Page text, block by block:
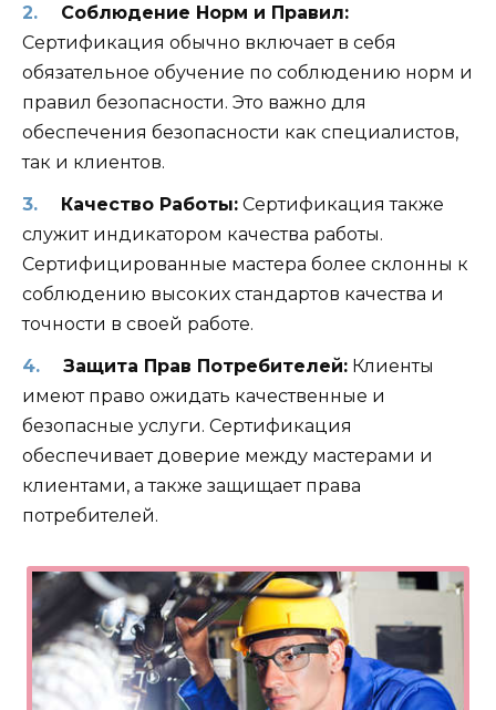
Соблюдение Норм и Правил:
Сертификация обычно включает в себя
обязательное обучение по соблюдению норм и
правил безопасности. Это важно для
обеспечения безопасности как специалистов,
так и клиентов.
Качество Работы:Сертификация также
служит индикатором качества работы.
Сертифицированные мастера более склонны к
соблюдению высоких стандартов качества и
точности в своей работе.
Защита Прав Потребителей:Клиенты
имеют право ожидать качественные и
безопасные услуги. Сертификация
обеспечивает доверие между мастерами и
клиентами, а также защищает права
потребителей.